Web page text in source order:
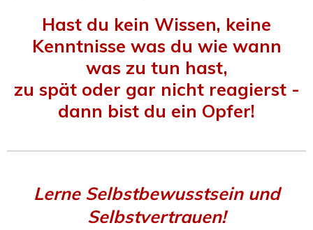
Hast du kein Wissen, keine
Kenntnisse was du wie wann
was zu tun hast,
zu spät oder gar nicht reagierst -
dann bist du ein Opfer!
Lerne Selbstbewusstsein und
Selbstvertrauen!